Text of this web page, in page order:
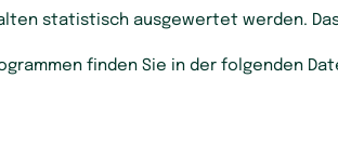
statistisch ausgewertet werden.
finden Sie in der folgenden